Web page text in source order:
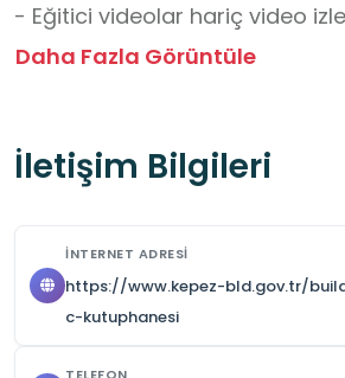
- Eğitici videolar hariç video
- Kütüphane, 121 öğrenci
rahatsız edecek davranışlardan
onların çalışma esnasında
dağıtmamak adına grup
Daha Fazla Görüntüle
İletişim Bilgileri
İNTERNET ADRESI
https://www.kepez-bld.gov.tr/
c-kutuphanesi